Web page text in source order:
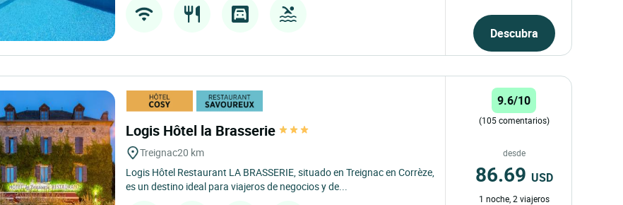
Descubra
Logis Hôtel la Brasserie
Treignac20 km
Logis Hôtel Restaurant LA BRASSERIE, situado en Treignac en Corrèze,
es un destino ideal para viajeros de negocios y de...
9.6/10
(105 comentarios)
desde
86.69 USD
1 noche, 2 viajeros